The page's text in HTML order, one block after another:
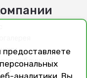
публичной
предоставляете
аналитики. Вы